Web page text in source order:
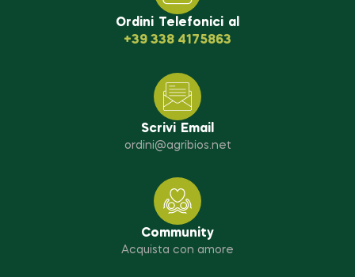
Ordini Telefonici al
+39 338 4175863
Scrivi Email
ordini@agribios.net
Community
Acquista con amore